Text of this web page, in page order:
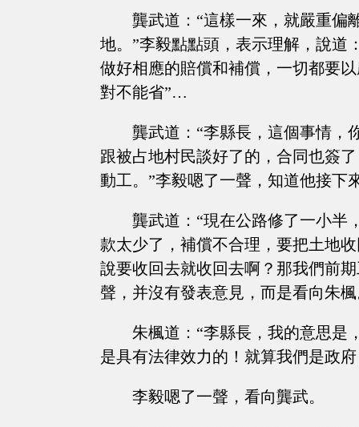
龔武道：“這樣一來，就嚴重偏
地。”李毅點點頭，表示理解，說道
做好相應的賠償和補償，一切都要
對不能省”…
龔武道：“李縣長，這個事情，
跟被占地村民談好了的，合同也簽
動工。”李毅嗯了一聲，知道他接下
龔武道：“現在公路修了一小半
款太少了，補償不合理，要把土地
說要收回去就收回去啊？那我們前
聲，并沒有發表意見，而是看向朱
朱楓道：“李縣長，我的意思是
是具有法律效力的！就算我們是政
李毅嗯了一聲，看向龔武。